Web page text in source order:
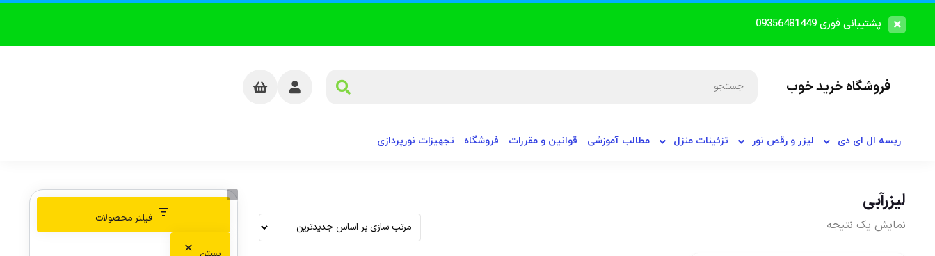
پشتیبانی فوری 09356481449
فروشگاه خرید خوب
ریسه ال ای دی لیزر و رقص نور تزئینات منزل مطالب آموزشی قوانین و مقررات فروشگاه تجهیزات نورپردازی
لیزرآبی
نمایش یک نتیجه فیلتر محصولات